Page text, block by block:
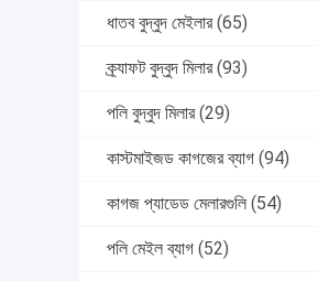
ধাতব বুদ্বুদ মেইলার (65)
ক্র্যাফট বুদ্বুদ মিলার (93)
পলি বুদ্বুদ মিলার (29)
কাস্টমাইজড কাগজের ব্যাগ (94)
কাগজ প্যাডেড মেলারগুলি (54)
পলি মেইল ​​ব্যাগ (52)